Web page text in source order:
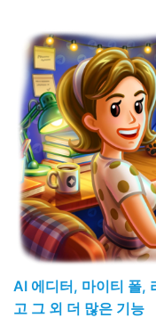
AI 에디터, 마이티 폴,
고 그 외 더 많은 기능